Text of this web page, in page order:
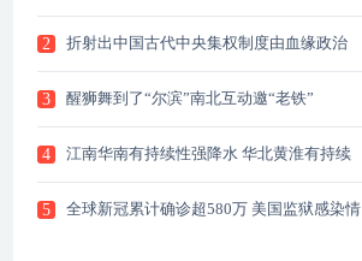
2 折射出中国古代中央集权制度由血缘政治
3 醒狮舞到了“尔滨”南北互动邀“老铁”
4 江南华南有持续性强降水 华北黄淮有持续
5 全球新冠累计确诊超580万 美国监狱感染情